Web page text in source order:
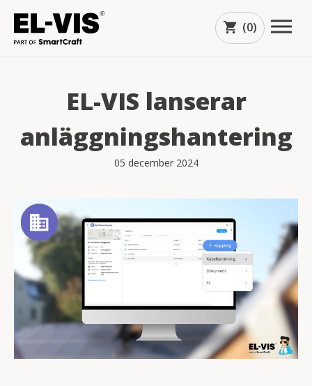
shopping_cart (0)
arrow_downward
EL-VIS lanserar
anläggningshantering
05 december 2024